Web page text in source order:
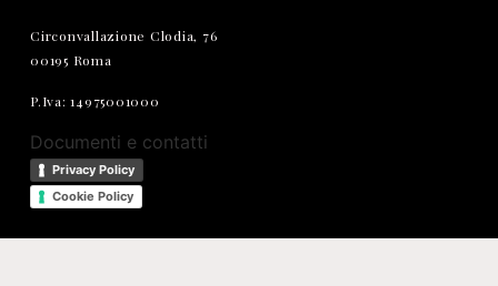
Circonvallazione Clodia, 76
00195 Roma
P.Iva: 14975001000
Documenti e contatti
Privacy Policy
Cookie Policy